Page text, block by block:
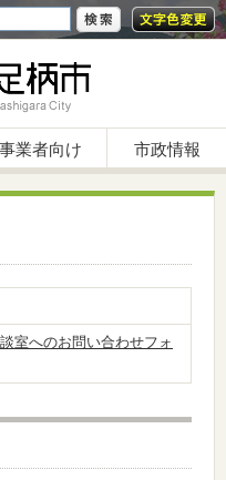
事業者向け 市政情報
室へのお問い合わせフォ